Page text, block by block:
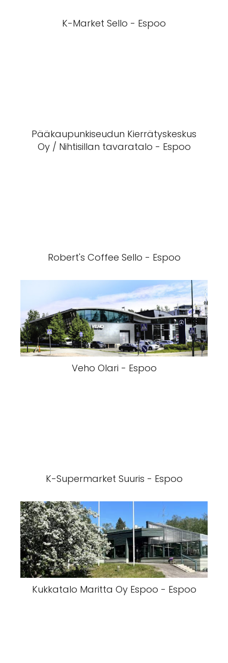
K-Market Sello - Espoo
Pääkaupunkiseudun Kierrätyskeskus
Oy / Nihtisillan tavaratalo - Espoo
Robert's Coffee Sello - Espoo
Veho Olari - Espoo
K-Supermarket Suuris - Espoo
Kukkatalo Maritta Oy Espoo - Espoo